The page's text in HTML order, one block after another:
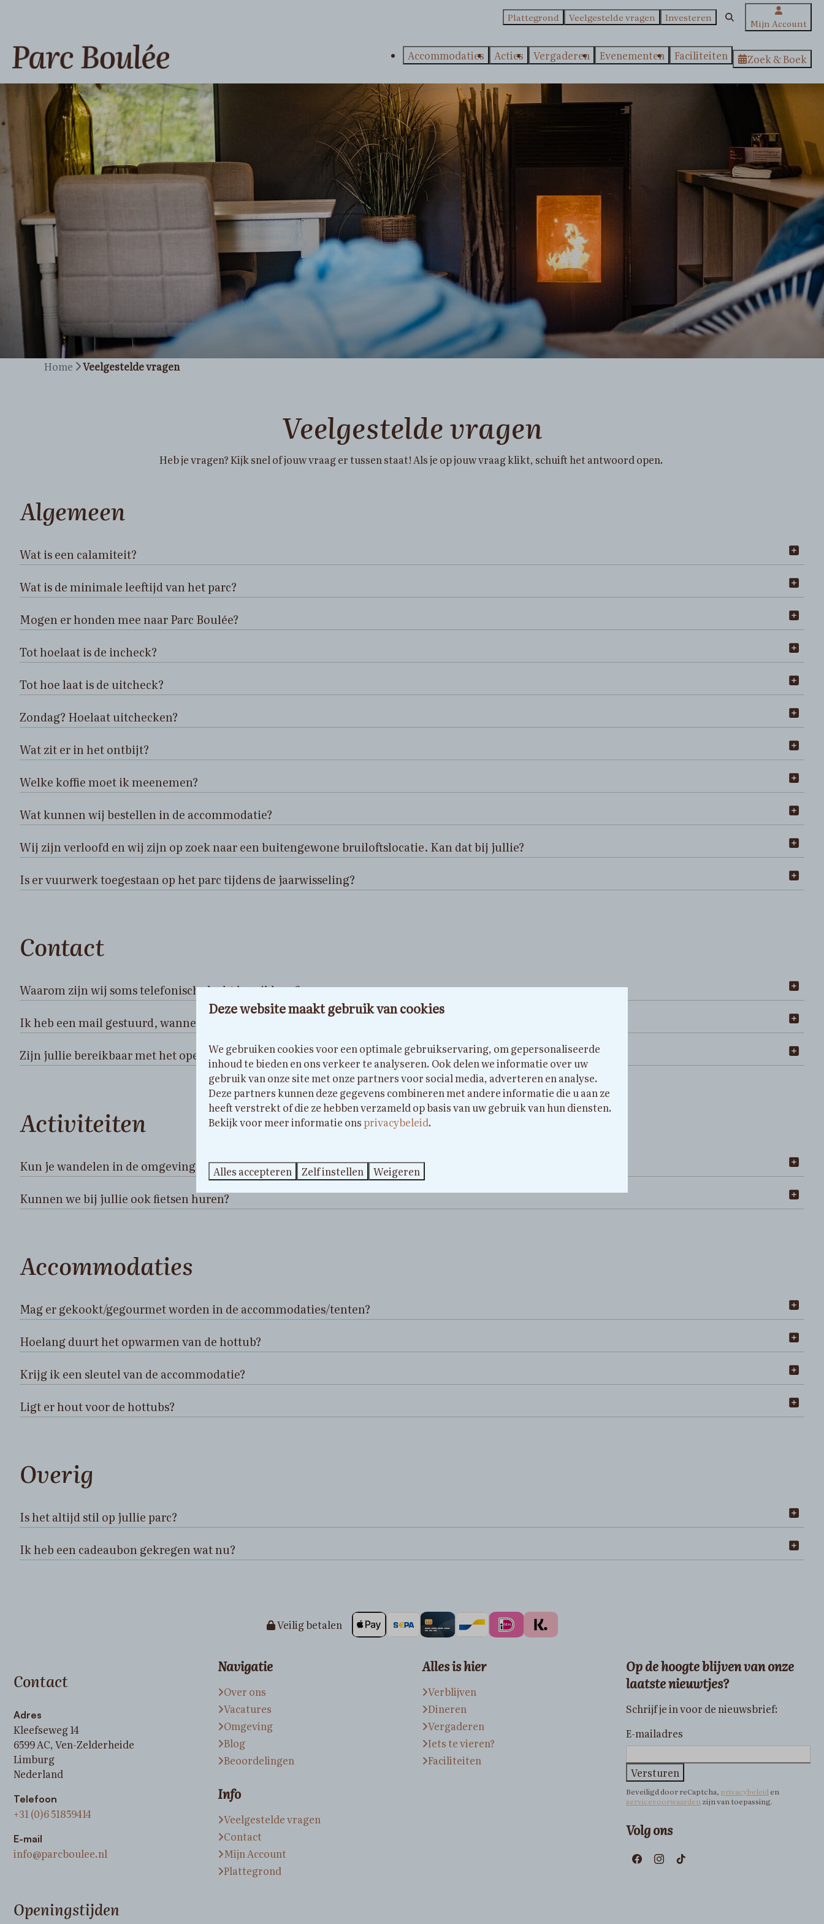
Plattegrond Veelgestelde vragen Investeren Mijn Account
Accommodaties Acties Vergaderen Evenementen Faciliteiten Zoek & Boek
Home Veelgestelde vragen
Veelgestelde vragen
Heb je vragen? Kijk snel of jouw vraag er tussen staat! Als je op jouw vraag klikt, schuift het antwoord open.
Algemeen
Wat is een calamiteit?
Wat is de minimale leeftijd van het parc?
Mogen er honden mee naar Parc Boulée?
Tot hoelaat is de incheck?
Tot hoe laat is de uitcheck?
Zondag? Hoelaat uitchecken?
Wat zit er in het ontbijt?
Welke koffie moet ik meenemen?
Wat kunnen wij bestellen in de accommodatie?
Wij zijn verloofd en wij zijn op zoek naar een buitengewone bruiloftslocatie. Kan dat bij jullie?
Is er vuurwerk toegestaan op het parc tijdens de jaarwisseling?
Contact
Waarom zijn wij soms telefonisch slecht bereikbaar?
Ik heb een mail gestuurd, wanneer krijg ik reactie?
Zijn jullie bereikbaar met het openbaar vervoer?
Activiteiten
Kun je wandelen in de omgeving?
Kunnen we bij jullie ook fietsen huren?
Accommodaties
Mag er gekookt/gegourmet worden in de accommodaties/tenten?
Hoelang duurt het opwarmen van de hottub?
Krijg ik een sleutel van de accommodatie?
Ligt er hout voor de hottubs?
Overig
Is het altijd stil op jullie parc?
Ik heb een cadeaubon gekregen wat nu?
Veilig betalen
Contact
Adres
Kleefseweg 14
6599 AC, Ven-Zelderheide
Limburg
Nederland
Telefoon
+31 (0)6 51859414
E-mail
info@parcboulee.nl
Openingstijden
Navigatie
Over ons
Vacatures
Omgeving
Blog
Beoordelingen
Info
Veelgestelde vragen
Contact
Mijn Account
Plattegrond
Alles is hier
Verblijven
Dineren
Vergaderen
Iets te vieren?
Faciliteiten
Op de hoogte blijven van onze
laatste nieuwtjes?
Schrijf je in voor de nieuwsbrief:
E-mailadres
Versturen
Beveiligd door reCaptcha, privacybeleiden
servicevoorwaardenzijn van toepassing.
Volg ons
Deze website maakt gebruik van cookies
We gebruiken cookies voor een optimale gebruikservaring, om gepersonaliseerde
inhoud te bieden en ons verkeer te analyseren. Ook delen we informatie over uw
gebruik van onze site met onze partners voor social media, adverteren en analyse.
Deze partners kunnen deze gegevens combineren met andere informatie die u aan ze
heeft verstrekt of die ze hebben verzameld op basis van uw gebruik van hun diensten.
Bekijk voor meer informatie onsprivacybeleid.
Alles accepteren Zelf instellen Weigeren